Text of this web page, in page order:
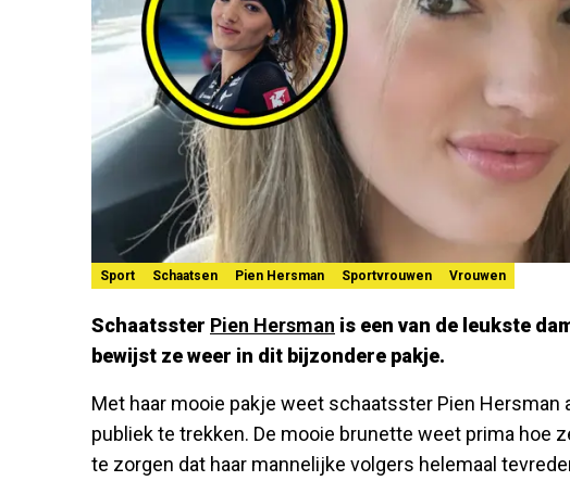
Sport Schaatsen Pien Hersman Sportvrouwen Vrouwen
Schaatsster Pien Hersman is een van de leukste
bewijst ze weer in dit bijzondere pakje.
Met haar mooie pakje weet schaatsster Pien Hersman
publiek te trekken. De mooie brunette weet prima hoe
te zorgen dat haar mannelijke volgers helemaal